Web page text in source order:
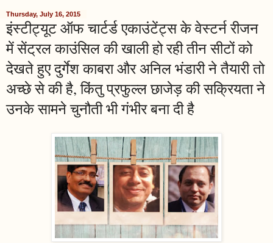
Thursday, July 16, 2015
इंस्टीट्यूट ऑफ चार्टर्ड एकाउंटेंट्स के वेस्टर्न रीजन
में सेंट्रल काउंसिल की खाली हो रही तीन सीटों को
देखते हुए दुर्गेश काबरा और अनिल भंडारी ने तैयारी तो
अच्छे से की है, किंतु प्रफुल्ल छाजेड़ की सक्रियता ने
उनके सामने चुनौती भी गंभीर बना दी है